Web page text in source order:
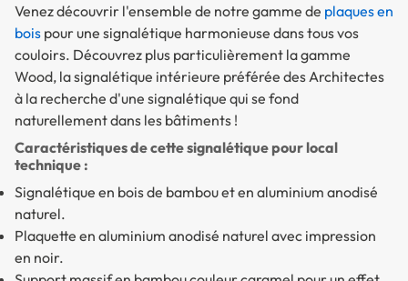
Venez découvrir l'ensemble de notre gamme de plaques en
bois pour une signalétique harmonieuse dans tous vos
couloirs. Découvrez plus particulièrement la gamme
Wood, la signalétique intérieure préférée des Architectes
à la recherche d'une signalétique qui se fond
naturellement dans les bâtiments !
Caractéristiques de cette signalétique pour local
technique :
Signalétique en bois de bambou et en aluminium anodisé
naturel.
Plaquette en aluminium anodisé naturel avec impression
en noir.